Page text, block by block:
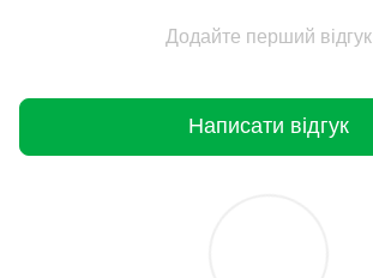
Додайте перший відгук
Написати відгук